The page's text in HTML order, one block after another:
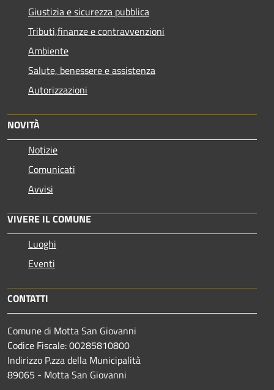
Giustizia e sicurezza pubblica
Tributi,finanze e contravvenzioni
Ambiente
Salute, benessere e assistenza
Autorizzazioni
NOVITÀ
Notizie
Comunicati
Avvisi
VIVERE IL COMUNE
Luoghi
Eventi
CONTATTI
Comune di Motta San Giovanni
Codice Fiscale: 00285810800
Indirizzo P.zza della Municipalità
89065 - Motta San Giovanni